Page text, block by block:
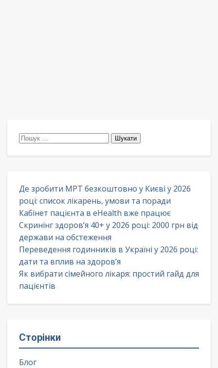
Пошук:
Де зробити МРТ безкоштовно у Києві у 2026
році: список лікарень, умови та поради
Кабінет пацієнта в eHealth вже працює
Скринінг здоров’я 40+ у 2026 році: 2000 грн від
держави на обстеження
Переведення годинників в Україні у 2026 році:
дати та вплив на здоров’я
Як вибрати сімейного лікаря: простий гайд для
пацієнтів
Сторінки
Блог